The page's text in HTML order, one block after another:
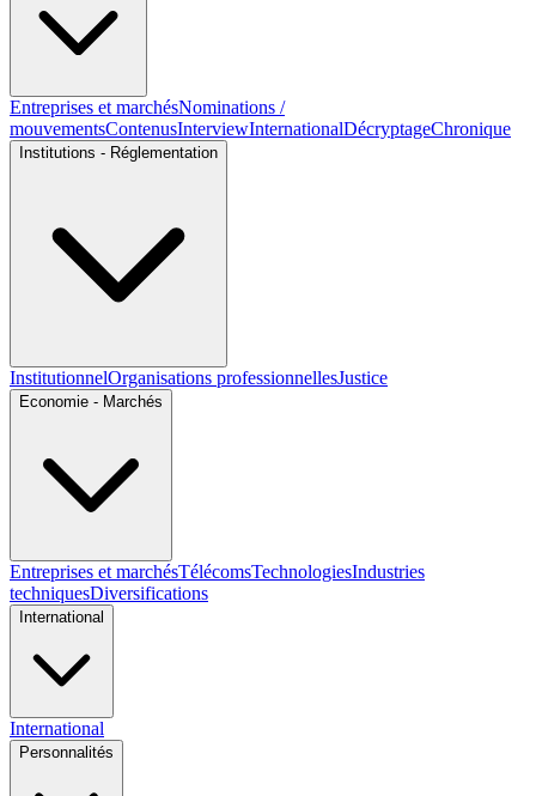
Entreprises et marchésNominations /
mouvementsContenusInterviewInternationalDécryptageChronique
Institutions - Réglementation
InstitutionnelOrganisations professionnellesJustice
Economie - Marchés
Entreprises et marchésTélécomsTechnologiesIndustries
techniquesDiversifications
International
International
Personnalités